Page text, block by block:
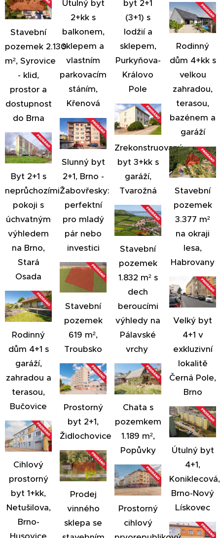
Stavební
pozemek 2.130
m², Syrovice
- klid,
prostor a
dostupnost
do Brna
Útulný byt
2+kk s
balkonem,
sklepem a
vlastním
parkovacím
stáním,
Křenová
byt 2+1
(3+1) s
lodžií a
sklepem,
Purkyňova-
Královo
Pole
Rodinný
dům 4+kk s
velkou
zahradou,
terasou,
bazénem a
garáží
Byt 2+1 s
neprůchozími
pokoji s
úchvatným
výhledem
na Brno,
Stará
Osada
Slunný byt
2+1, Brno -
Žabovřesky:
perfektní
pro mladý
pár nebo
investici
Zrekonstruovaný
byt 3+kk s
garáží,
Tvarožná
Stavební
pozemek
3.377 m²
na okraji
lesa,
Habrovany
Rodinný
dům 4+1 s
garáží,
zahradou a
terasou,
Bučovice
Stavební
pozemek
619 m²,
Troubsko
Stavební
pozemek
1.832 m² s
dech
beroucími
výhledy na
Pálavské
vrchy
Velký byt
4+1 v
exkluzivní
lokalitě
Černá Pole,
Brno
Cihlový
prostorný
byt 1+kk,
Netušilova,
Brno-
Prostorný
byt 2+1,
Židlochovice
Chata s
pozemkem
1.189 m²,
Popůvky
Útulný byt
4+1,
Koniklecová,
Brno-Nový
Lískovec
Prodej
vinného
sklepa se
Prostorný
cihlový